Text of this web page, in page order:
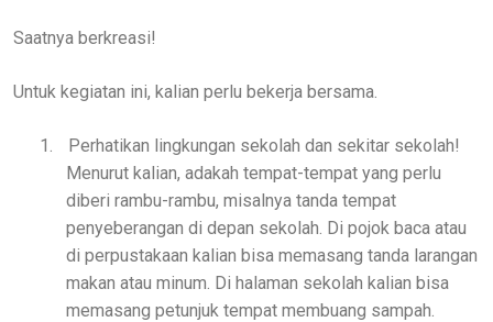
Saatnya berkreasi!
Untuk kegiatan ini, kalian perlu bekerja bersama.
1.
Perhatikan lingkungan sekolah dan sekitar sekolah!
Menurut kalian, adakah tempat-tempat yang perlu
diberi rambu-rambu, misalnya tanda tempat
penyeberangan di depan sekolah. Di pojok baca atau
di perpustakaan kalian bisa memasang tanda larangan
makan atau minum. Di halaman sekolah kalian bisa
memasang petunjuk tempat membuang sampah.